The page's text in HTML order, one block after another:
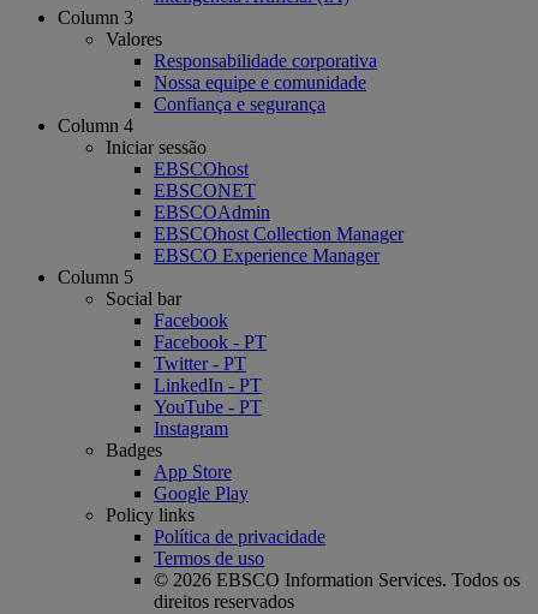
Column 3
Valores
Responsabilidade corporativa
Nossa equipe e comunidade
Confiança e segurança
Column 4
Iniciar sessão
EBSCOhost
EBSCONET
EBSCOAdmin
EBSCOhost Collection Manager
EBSCO Experience Manager
Column 5
Social bar
Facebook
Facebook - PT
Twitter - PT
LinkedIn - PT
YouTube - PT
Instagram
Badges
App Store
Google Play
Policy links
Política de privacidade
Termos de uso
© 2026 EBSCO Information Services. Todos os
direitos reservados